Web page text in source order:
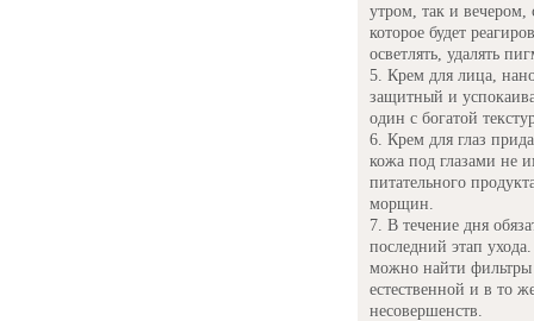
утром, так и вечером,
которое будет
осветлять, удалять
Крем для лица,
защитный и
один с богатой
Крем для глаз
кожа под глазами не
питательного
морщин.
В течение дня
последний этап
можно найти
естественной и в то
несовершенств.